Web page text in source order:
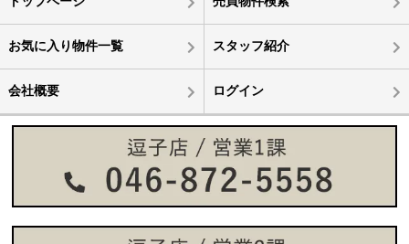
お気に入り物件一覧 スタッフ紹介
会社概要 ログイン